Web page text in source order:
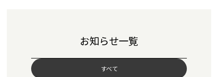
お知らせ一覧
すべて